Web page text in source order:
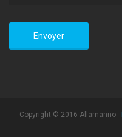
Copyright © 2016 Allamanno -